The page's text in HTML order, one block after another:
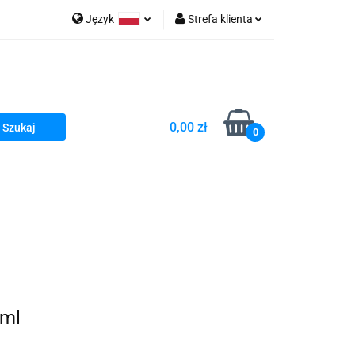
Język Strefa klienta
Dodaj zgłoszenie
Zgody cookies
0,00 zł 0
Sea of Spa